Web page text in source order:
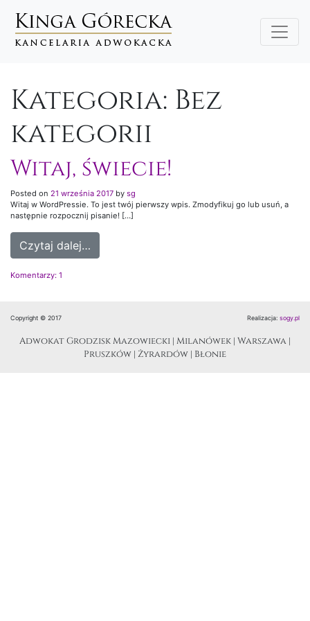
Main Navigation
Kategoria: Bez
kategorii
Witaj, świecie!
Posted on 21 września 2017 by sg
Witaj w WordPressie. To jest twój pierwszy wpis. Zmodyfikuj go lub usuń, a
następnie rozpocznij pisanie! […]
Czytaj dalej…
Komentarzy: 1
Copyright © 2017 Realizacja: sogy.pl
Adwokat Grodzisk Mazowiecki | Milanówek | Warszawa |
Pruszków | Żyrardów | Błonie